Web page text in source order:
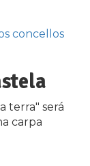
concellos
terra" será
carpa